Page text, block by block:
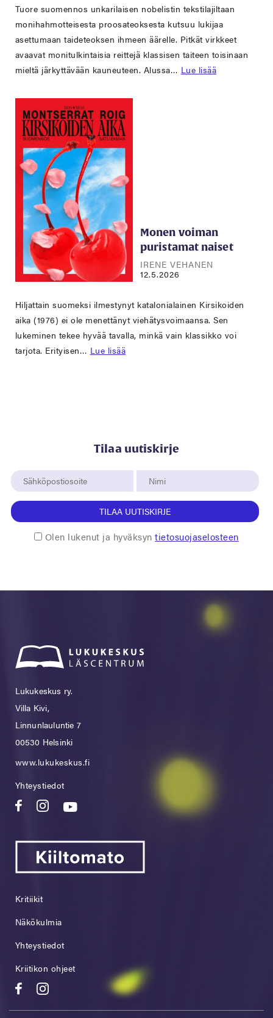
Tuore suomennos unkarilaisen nobelistin tekstilajiltaan
monihahmotteisesta proosateoksesta kutsuu lukijaa
asettumaan taideteoksen ihmeen äärelle. Pitkät virkkeet
avaavat monitulkintaisia reittejä klassisen taiteen toisinaan
mieltä järkyttävään kauneuteen. Alussa… Lue lisää
Monen voiman
puristamat naiset
IRENE VEHANEN
12.5.2026
Hiljattain suomeksi ilmestynyt katalonialainen Kirsikoiden
aika (1976) ei ole menettänyt viehätysvoimaansa. Sen
lukeminen tekee hyvää tavalla, minkä vain klassikko voi
tarjota. Erityisen… Lue lisää
Tilaa uutiskirje
TILAA UUTISKIRJE
Olen lukenut ja hyväksyntietosuojaselosteen
Lukukeskus ry.
Villa Kivi,
Linnunlauluntie 7
00530 Helsinki
www.lukukeskus.fi
Yhteystiedot
Kritiikit
Näkökulmia
Yhteystiedot
Kriitikon ohjeet